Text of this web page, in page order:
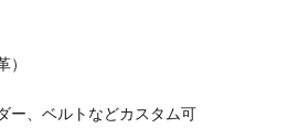
ー、ベルトなどカスタム可